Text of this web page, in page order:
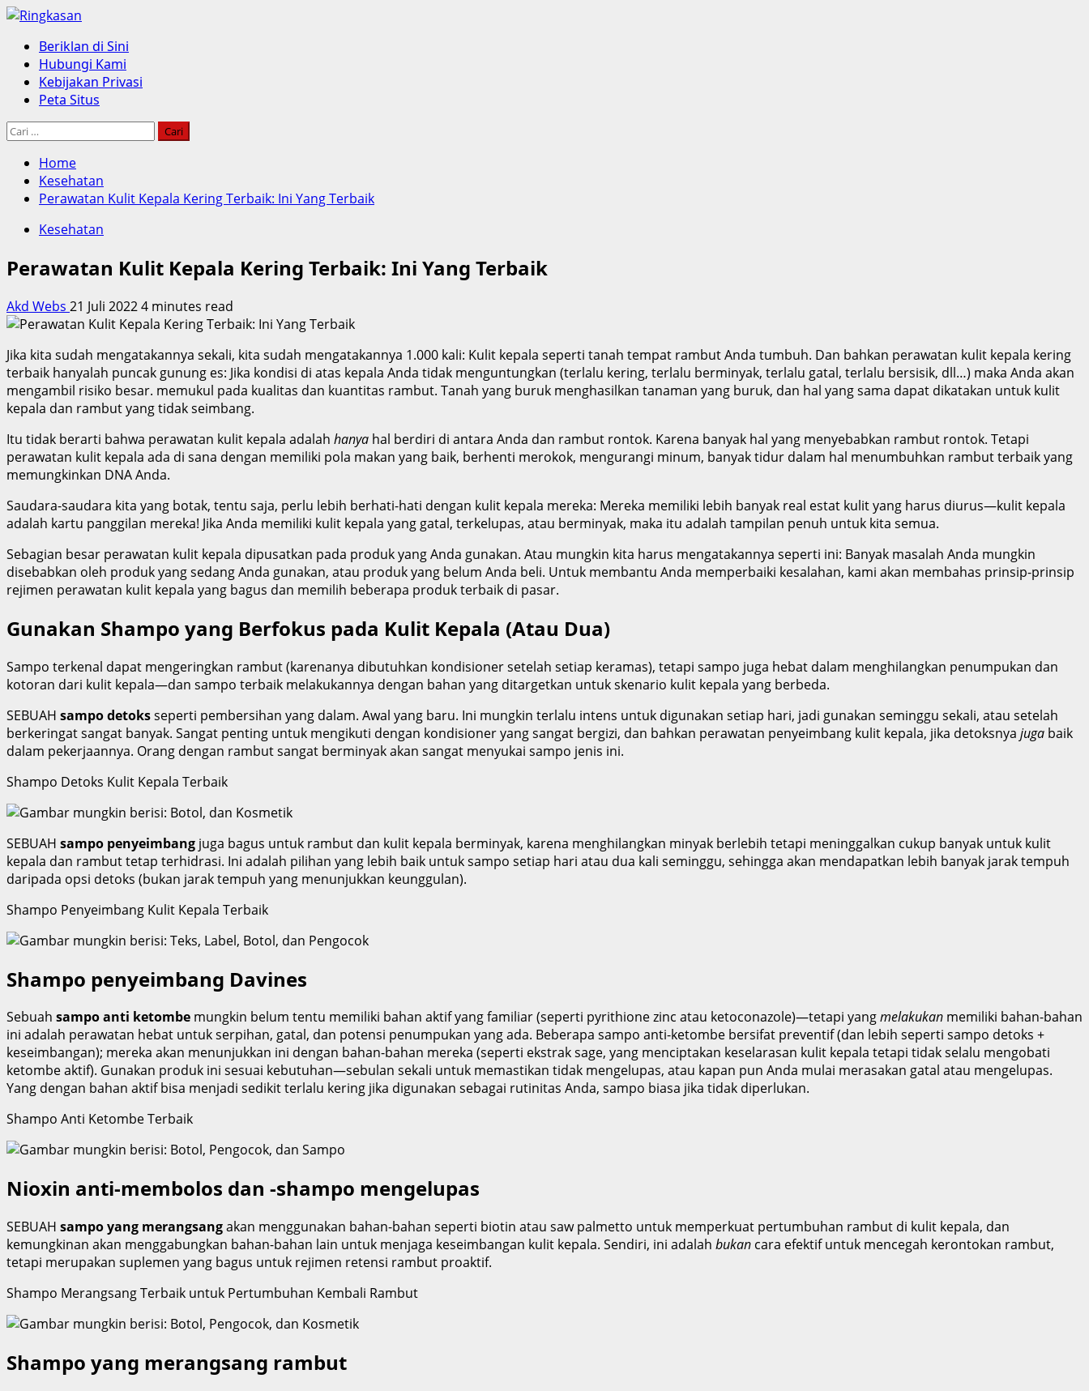
Skip
content
Primary
Menu
Beriklan di Sini
Hubungi Kami
Kebijakan Privasi
Peta Situs
Cari
Home
Kesehatan
Perawatan Kulit Kepala Kering Terbaik: Ini Yang Terbaik
Kesehatan
Perawatan Kulit Kepala Kering Terbaik: Ini Yang Terbaik
Akd Webs 21 Juli 20224 minutes read
Jika kita sudah mengatakannya sekali, kita sudah mengatakannya 1.000 kali: Kulit kepala seperti tanah tempat rambut Anda tumbuh. Dan bahkan perawatan kulit kepala kering
terbaik hanyalah puncak gunung es: Jika kondisi di atas kepala Anda tidak menguntungkan (terlalu kering, terlalu berminyak, terlalu gatal, terlalu bersisik, dll…) maka Anda akan
mengambil risiko besar. memukul pada kualitas dan kuantitas rambut. Tanah yang buruk menghasilkan tanaman yang buruk, dan hal yang sama dapat dikatakan untuk kulit
kepala dan rambut yang tidak seimbang.
Itu tidak berarti bahwa perawatan kulit kepala adalah hanya hal berdiri di antara Anda dan rambut rontok. Karena banyak hal yang menyebabkan rambut rontok. Tetapi
perawatan kulit kepala ada di sana dengan memiliki pola makan yang baik, berhenti merokok, mengurangi minum, banyak tidur dalam hal menumbuhkan rambut terbaik yang
memungkinkan DNA Anda.
Saudara-saudara kita yang botak, tentu saja, perlu lebih berhati-hati dengan kulit kepala mereka: Mereka memiliki lebih banyak real estat kulit yang harus diurus—kulit kepala
adalah kartu panggilan mereka! Jika Anda memiliki kulit kepala yang gatal, terkelupas, atau berminyak, maka itu adalah tampilan penuh untuk kita semua.
Sebagian besar perawatan kulit kepala dipusatkan pada produk yang Anda gunakan. Atau mungkin kita harus mengatakannya seperti ini: Banyak masalah Anda mungkin
disebabkan oleh produk yang sedang Anda gunakan, atau produk yang belum Anda beli. Untuk membantu Anda memperbaiki kesalahan, kami akan membahas prinsip-prinsip
rejimen perawatan kulit kepala yang bagus dan memilih beberapa produk terbaik di pasar.
Gunakan Shampo yang Berfokus pada Kulit Kepala (Atau Dua)
Sampo terkenal dapat mengeringkan rambut (karenanya dibutuhkan kondisioner setelah setiap keramas), tetapi sampo juga hebat dalam menghilangkan penumpukan dan
kotoran dari kulit kepala—dan sampo terbaik melakukannya dengan bahan yang ditargetkan untuk skenario kulit kepala yang berbeda.
SEBUAH sampo detoksseperti pembersihan yang dalam. Awal yang baru. Ini mungkin terlalu intens untuk digunakan setiap hari, jadi gunakan seminggu sekali, atau setelah
berkeringat sangat banyak. Sangat penting untuk mengikuti dengan kondisioner yang sangat bergizi, dan bahkan perawatan penyeimbang kulit kepala, jika detoksnya juga baik
dalam pekerjaannya. Orang dengan rambut sangat berminyak akan sangat menyukai sampo jenis ini.
Shampo Detoks Kulit Kepala Terbaik
SEBUAH sampo penyeimbang juga bagus untuk rambut dan kulit kepala berminyak, karena menghilangkan minyak berlebih tetapi meninggalkan cukup banyak untuk kulit
kepala dan rambut tetap terhidrasi. Ini adalah pilihan yang lebih baik untuk sampo setiap hari atau dua kali seminggu, sehingga akan mendapatkan lebih banyak jarak tempuh
daripada opsi detoks (bukan jarak tempuh yang menunjukkan keunggulan).
Shampo Penyeimbang Kulit Kepala Terbaik
Shampo penyeimbang Davines
Sebuah sampo anti ketombe mungkin belum tentu memiliki bahan aktif yang familiar (seperti pyrithione zinc atau ketoconazole)—tetapi yangmelakukan memiliki bahan-bahan
ini adalah perawatan hebat untuk serpihan, gatal, dan potensi penumpukan yang ada. Beberapa sampo anti-ketombe bersifat preventif (dan lebih seperti sampo detoks +
keseimbangan); mereka akan menunjukkan ini dengan bahan-bahan mereka (seperti ekstrak sage, yang menciptakan keselarasan kulit kepala tetapi tidak selalu mengobati
ketombe aktif). Gunakan produk ini sesuai kebutuhan—sebulan sekali untuk memastikan tidak mengelupas, atau kapan pun Anda mulai merasakan gatal atau mengelupas.
Yang dengan bahan aktif bisa menjadi sedikit terlalu kering jika digunakan sebagai rutinitas Anda, sampo biasa jika tidak diperlukan.
Shampo Anti Ketombe Terbaik
Nioxin anti-membolos dan -shampo mengelupas
SEBUAH sampo yang merangsangakan menggunakan bahan-bahan seperti biotin atau saw palmetto untuk memperkuat pertumbuhan rambut di kulit kepala, dan
kemungkinan akan menggabungkan bahan-bahan lain untuk menjaga keseimbangan kulit kepala. Sendiri, ini adalah bukan cara efektif untuk mencegah kerontokan rambut,
tetapi merupakan suplemen yang bagus untuk rejimen retensi rambut proaktif.
Shampo Merangsang Terbaik untuk Pertumbuhan Kembali Rambut
Shampo yang merangsang rambut